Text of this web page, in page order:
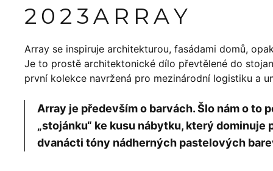
2023ARRAY
Array se inspiruje architekturou, fasádami domů,
Je to prostě architektonické dílo převtělené do
první kolekce navržená pro mezinárodní logistiku a
Array je především o barvách. Šlo nám o to
„stojánku“ ke kusu nábytku, který dominuje
dvanácti tóny nádherných pastelových